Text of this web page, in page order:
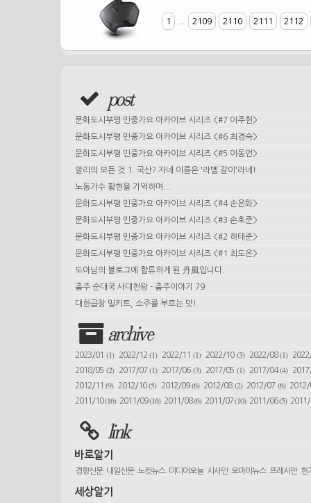
1 2109 2110 2111 2112
post
문화도시부평 민중가요 아카이브 시리즈 <#7 이주헌>
문화도시부평 민중가요 아카이브 시리즈 <#6 최경숙>
문화도시부평 민중가요 아카이브 시리즈 <#5 이동언>
알리의 모든 것 1. 국산? 자네 이름은 '라벨 갈이'라네!
노동가수 황현을 기억하며...
문화도시부평 민중가요 아카이브 시리즈 <#4 손은화>
문화도시부평 민중가요 아카이브 시리즈 <#3 손호준>
문화도시부평 민중가요 아카이브 시리즈 <#2 하태준>
문화도시부평 민중가요 아카이브 시리즈 <#1 최도은>
도아님의 블로그에 합류하게 된 丹風입니다.
충주 순대국 사대천왕 - 충주이야기 79
대한곱창 밀키트, 소주를 부르는 맛!
archive
2023/01 (1) 2022/12(1) 2022/11(1) 2022/10 (3) 2022/08(1)
2018/05 (2) 2017/07(1) 2017/06(3) 2017/05 (1) 2017/04(4)
2012/11(9) 2012/10(5) 2012/09(6) 2012/08 (2) 2012/07 (6)
2011/10(16) 2011/09(16) 2011/08(6) 2011/07(10) 2011/06(5)
link
바로알기
경향신문 내일신문 노컷뉴스 미디어오늘 시사인 오마이뉴스 프레시안 한
세상알기